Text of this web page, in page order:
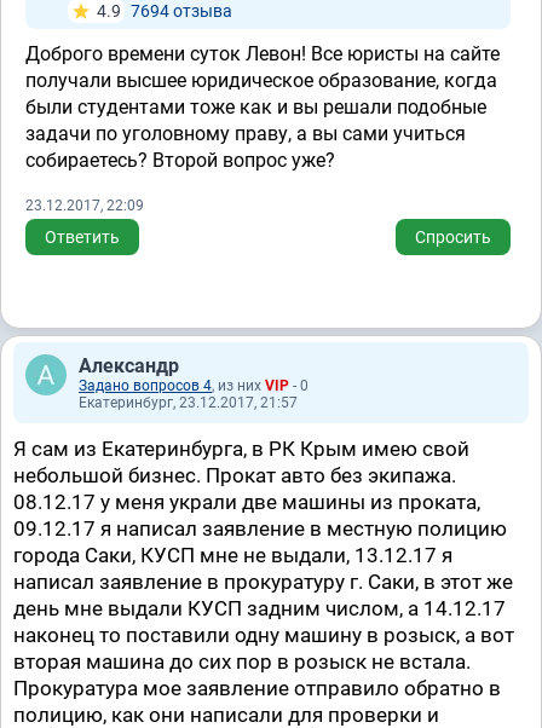
4.9 7694 отзывa
Доброго времени суток Левон! Все юристы на сайте
получали высшее юридическое образование, когда
были студентами тоже как и вы решали подобные
задачи по уголовному праву, а вы сами учиться
собираетесь? Второй вопрос уже?
23.12.2017, 22:09
Ответить Спросить
Александр
Задано вопросов 4, из них VIP - 0
Екатеринбург, 23.12.2017, 21:57
Я сам из Екатеринбурга, в РК Крым имею свой
небольшой бизнес. Прокат авто без экипажа.
08.12.17 у меня украли две машины из проката,
09.12.17 я написал заявление в местную полицию
города Саки, КУСП мне не выдали, 13.12.17 я
написал заявление в прокуратуру г. Саки, в этот же
день мне выдали КУСП задним числом, а 14.12.17
наконец то поставили одну машину в розыск, а вот
вторая машина до сих пор в розыск не встала.
Прокуратура мое заявление отправило обратно в
полицию, как они написали для проверки и